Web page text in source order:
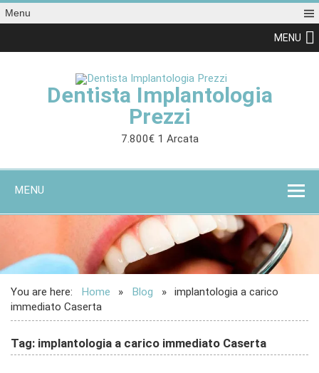
Menu
MENU
Dentista Implantologia
Prezzi
7.800€ 1 Arcata
MENU
You are here: Home Blog
implantologia a carico
immediato Caserta
Tag: implantologia a carico immediato Caserta